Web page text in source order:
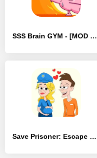
SSS Brain GYM - [MOD Бесконечные монеты]
Save Prisoner: Escape Story - [MOD Бесконечные монеты]